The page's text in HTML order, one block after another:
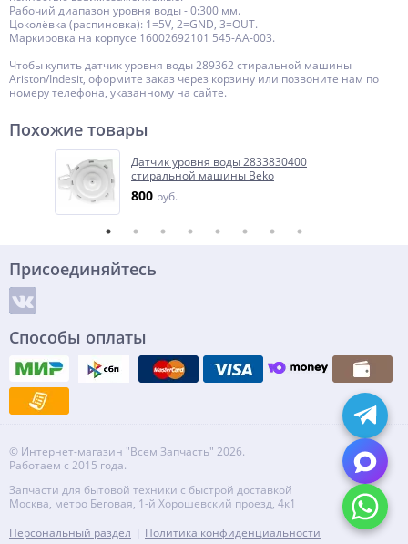
Рабочий диапазон уровня воды - 0:300 мм.
Цоколёвка (распиновка): 1=5V, 2=GND, 3=OUT.
Маркировка на корпусе 16002692101 545-AA-003.
Чтобы купить датчик уровня воды 289362 стиральной машины
Ariston/Indesit, оформите заказ через корзину или позвоните нам по
номеру телефона, указанному на сайте.
Похожие товары
Датчик уровня воды 2833830400
стиральной машины Beko
800 руб.
Присоединяйтесь
Способы оплаты
© Интернет-магазин "Всем Запчасть" 2026.
Работаем с 2015 года.
Запчасти для бытовой техники с быстрой доставкой
Москва, метро Беговая, 1-й Хорошевский проезд, 4к1
Персональный раздел
Политика конфиденциальности